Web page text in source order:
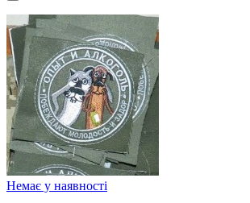
Немає у наявності